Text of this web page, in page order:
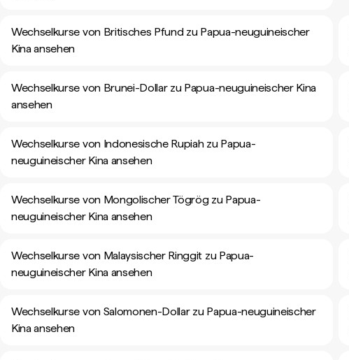
Wechselkurse von Britisches Pfund zu Papua-neuguineischer
Kina ansehen
Wechselkurse von Brunei-Dollar zu Papua-neuguineischer Kina
ansehen
Wechselkurse von Indonesische Rupiah zu Papua-
neuguineischer Kina ansehen
Wechselkurse von Mongolischer Tögrög zu Papua-
neuguineischer Kina ansehen
Wechselkurse von Malaysischer Ringgit zu Papua-
neuguineischer Kina ansehen
Wechselkurse von Salomonen-Dollar zu Papua-neuguineischer
Kina ansehen